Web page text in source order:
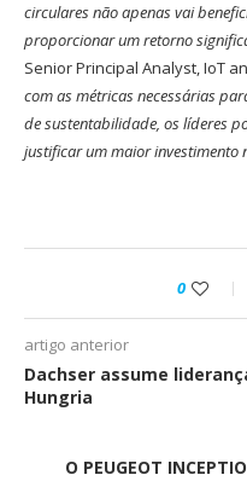
circulares não apenas vai
proporcionar um retorno
Senior Principal Analyst, IoT
com as métricas necessárias
de sustentabilidade, os líderes
justificar um maior investimento
0
artigo anterior
Dachser assume
Hungria
O PEUGEOT